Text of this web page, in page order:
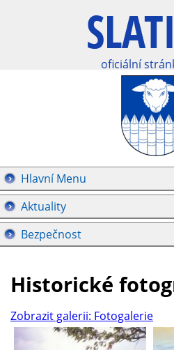
oficiální
Hlavní Menu
Aktuality
Bezpečnost
Historické
Zobrazit galerii: Fotogalerie